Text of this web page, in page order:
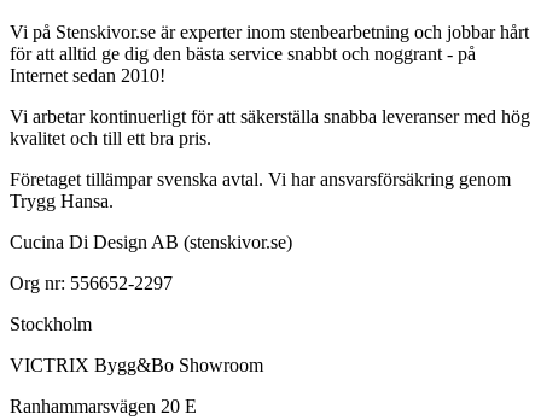
Vi på Stenskivor.se är experter inom stenbearbetning och jobbar hårt
för att alltid ge dig den bästa service snabbt och noggrant - på
Internet sedan 2010!
Vi arbetar kontinuerligt för att säkerställa snabba leveranser med hög
kvalitet och till ett bra pris.
Företaget tillämpar svenska avtal. Vi har ansvarsförsäkring genom
Trygg Hansa.
Cucina Di Design AB (stenskivor.se)
Org nr: 556652-2297
Stockholm
VICTRIX Bygg&Bo Showroom
Ranhammarsvägen 20 E